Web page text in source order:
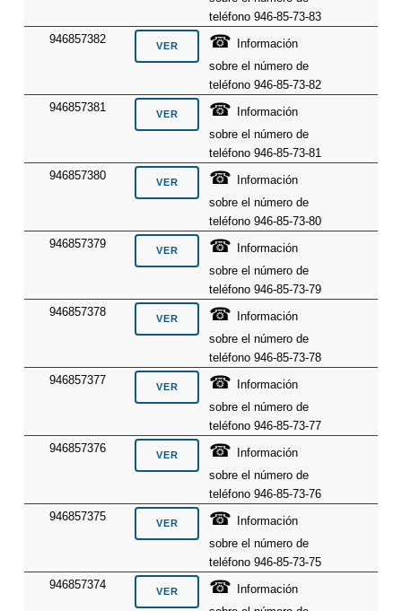
teléfono 946-85-73-83
946857382
☎ Información
sobre el número de
teléfono 946-85-73-82
946857381
☎ Información
sobre el número de
teléfono 946-85-73-81
946857380
☎ Información
sobre el número de
teléfono 946-85-73-80
946857379
☎ Información
sobre el número de
teléfono 946-85-73-79
946857378
☎ Información
sobre el número de
teléfono 946-85-73-78
946857377
☎ Información
sobre el número de
teléfono 946-85-73-77
946857376
☎ Información
sobre el número de
teléfono 946-85-73-76
946857375
☎ Información
sobre el número de
teléfono 946-85-73-75
946857374
☎ Información